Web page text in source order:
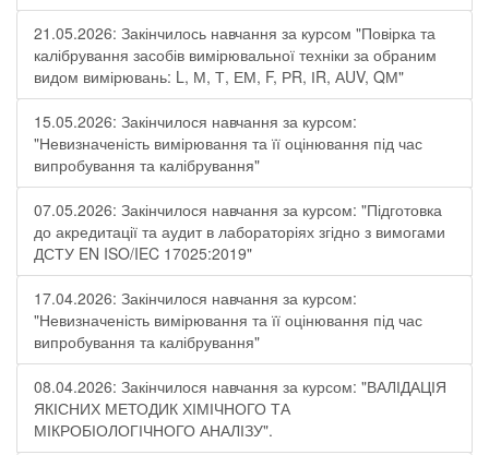
21.05.2026: Закінчилось навчання за курсом "Повірка та
калібрування засобів вимірювальної техніки за обраним
видом вимірювань: L, М, Т, ЕМ, F, РR, ІR, АUV, QМ"
15.05.2026: Закінчилося навчання за курсом:
"Невизначеність вимірювання та її оцінювання під час
випробування та калібрування"
07.05.2026: Закінчилося навчання за курсом: "Підготовка
до акредитації та аудит в лабораторіях згідно з вимогами
ДСТУ EN ISO/IEC 17025:2019"
17.04.2026: Закінчилося навчання за курсом:
"Невизначеність вимірювання та її оцінювання під час
випробування та калібрування"
08.04.2026: Закінчилося навчання за курсом: "ВАЛІДАЦІЯ
ЯКІСНИХ МЕТОДИК ХІМІЧНОГО ТА
МІКРОБІОЛОГІЧНОГО АНАЛІЗУ".